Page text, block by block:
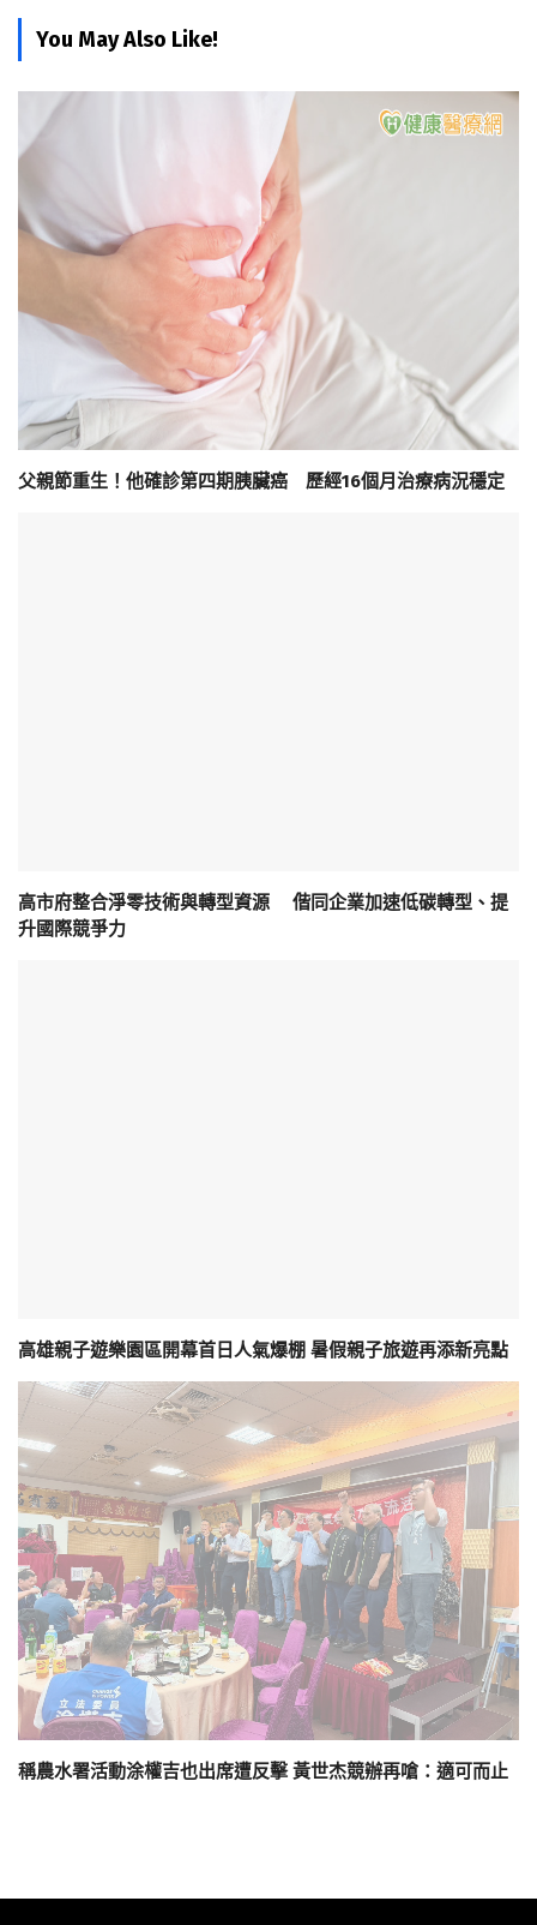
You May Also Like!
父親節重生！他確診第四期胰臟癌 歷經16個月治療病況穩定
高市府整合淨零技術與轉型資源 偕同企業加速低碳轉型、提
升國際競爭力
高雄親子遊樂園區開幕首日人氣爆棚 暑假親子旅遊再添新亮點
稱農水署活動涂權吉也出席遭反擊 黃世杰競辦再嗆：適可而止